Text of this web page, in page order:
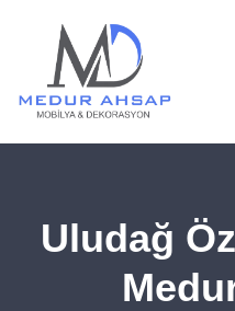
Uludağ